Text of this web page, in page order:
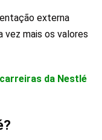
externa
vez mais os valores
da Nestlé